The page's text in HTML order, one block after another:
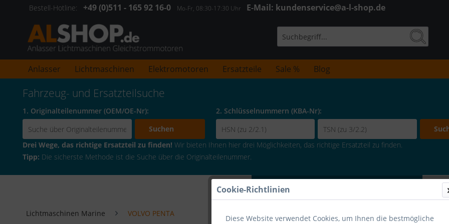
Bestell-Hotline: +49 (0)511 - 165 92 16-0 Mo-Fr, 08:30-17:30 Uhr E-Mail: kundenservice@a-l-shop.de
Anlasser Lichtmaschinen Elektromotoren Ersatzteile Sale % Blog
Fahrzeug- und Ersatzteilsuche
1. Originalteilenummer (OEM/OE-Nr):
Suchen
2. Schlüsselnummern (KBA-Nr):
Drei Wege, das richtige Ersatzteil zu finden! Wir bieten Ihnen hier drei Möglichkeiten, das richtige Ersatzteil zu finden.
Tipp: Die sicherste Methode ist die Suche über die Originalteilenummer.
Lichtmaschinen Marine VOLVO PENTA
Cookie-Richtlinien
Diese Website verwendet Cookies, um Ihnen die bestmögliche